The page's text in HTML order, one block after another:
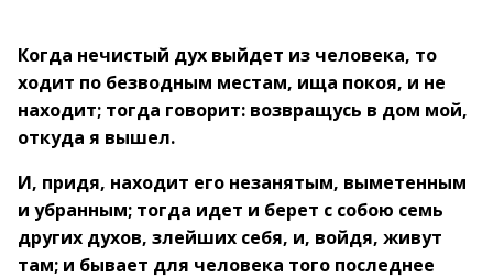
Когда нечистый дух выйдет из человека, то
ходит по безводным местам, ища покоя, и не
находит; тогда говорит: возвращусь в дом мой,
откуда я вышел.
И, придя, находит его незанятым, выметенным
и убранным; тогда идет и берет с собою семь
других духов, злейших себя, и, войдя, живут
там; и бывает для человека того последнее